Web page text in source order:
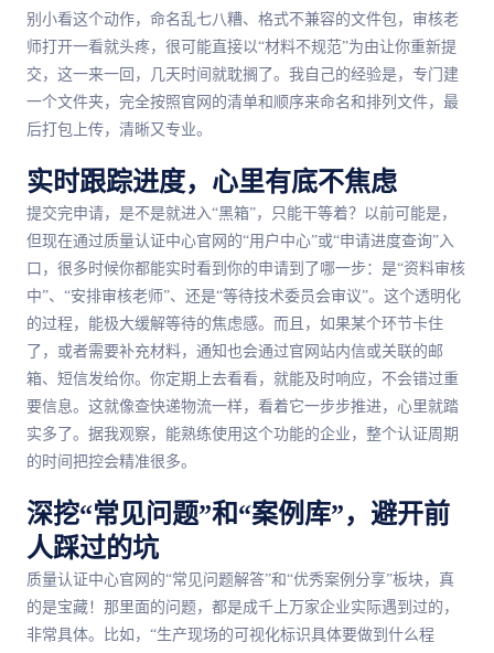
别小看这个动作，命名乱七八糟、格式不兼容的文件包，审核老
师打开一看就头疼，很可能直接以“材料不规范”为由让你重新提
交，这一来一回，几天时间就耽搁了。我自己的经验是，专门建
一个文件夹，完全按照官网的清单和顺序来命名和排列文件，最
后打包上传，清晰又专业。
实时跟踪进度，心里有底不焦虑
提交完申请，是不是就进入“黑箱”，只能干等着？以前可能是，
但现在通过质量认证中心官网的“用户中心”或“申请进度查询”入
口，很多时候你都能实时看到你的申请到了哪一步：是“资料审核
中”、“安排审核老师”、还是“等待技术委员会审议”。这个透明化
的过程，能极大缓解等待的焦虑感。而且，如果某个环节卡住
了，或者需要补充材料，通知也会通过官网站内信或关联的邮
箱、短信发给你。你定期上去看看，就能及时响应，不会错过重
要信息。这就像查快递物流一样，看着它一步步推进，心里就踏
实多了。据我观察，能熟练使用这个功能的企业，整个认证周期
的时间把控会精准很多。
深挖“常见问题”和“案例库”，避开前
人踩过的坑
质量认证中心官网的“常见问题解答”和“优秀案例分享”板块，真
的是宝藏！那里面的问题，都是成千上万家企业实际遇到过的，
非常具体。比如，“生产现场的可视化标识具体要做到什么程